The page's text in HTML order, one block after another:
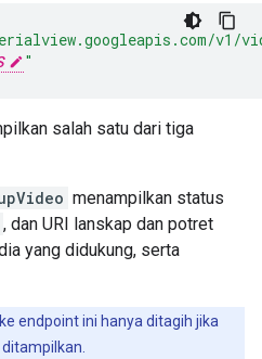
v1/
"
salah satu dari tiga
menampilkan status
, dan URI lanskap dan potret
yang didukung, serta
endpoint ini hanya ditagih jika